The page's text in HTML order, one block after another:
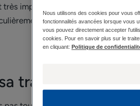
important de s’hydrater
lorsque l’on souffre
transpiration
Nous utilisons des cookies pour vous
fonctionnalités avancées lorsque vous
vous pouvez directement accepter
cookies. Pour en savoir plus sur le
en cliquant: Politique de